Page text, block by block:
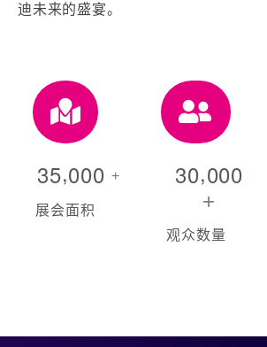
迪未来的盛宴。
35,000 +
展会面积
30,000
+
观众数量